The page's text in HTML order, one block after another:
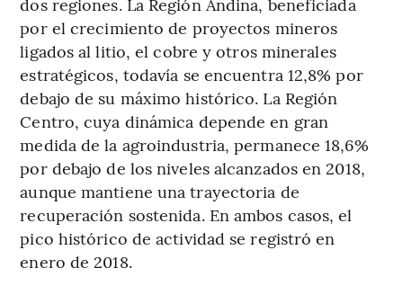
por el crecimiento de proyectos mineros
ligados al litio, el cobre y otros minerales
estratégicos, todavía se encuentra 12,8% por
debajo de su máximo histórico. La Región
Centro, cuya dinámica depende en gran
medida de la agroindustria, permanece 18,6%
por debajo de los niveles alcanzados en 2018,
aunque mantiene una trayectoria de
recuperación sostenida. En ambos casos, el
pico histórico de actividad se registró en
enero de 2018.